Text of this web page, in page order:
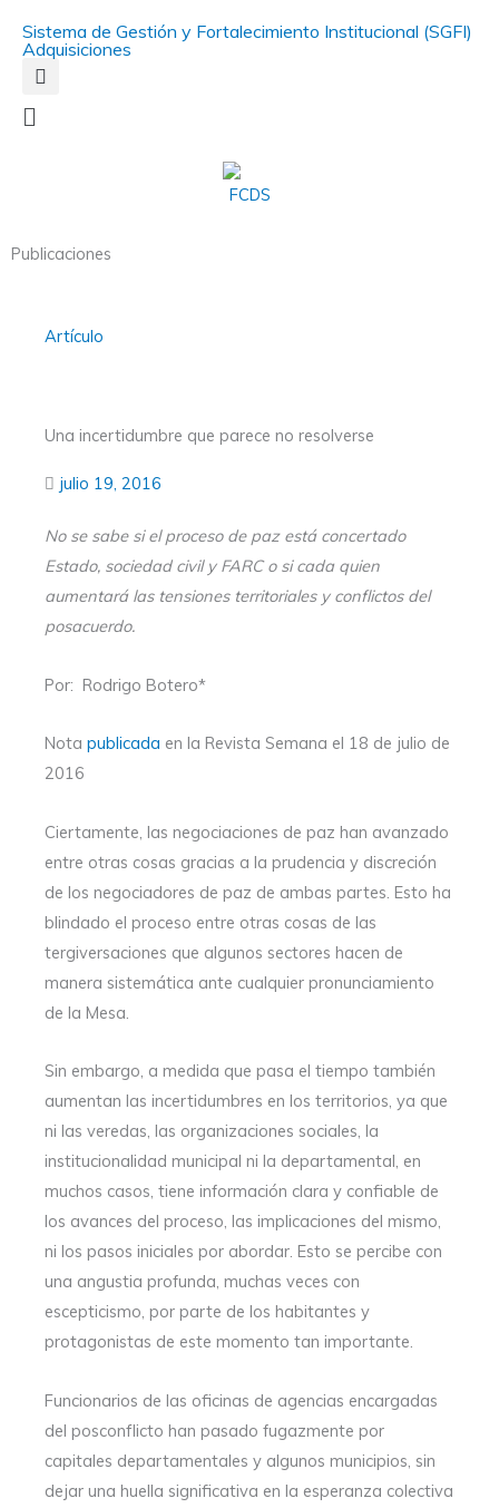
contenido
Sistema de Gestión y Fortalecimiento Institucional (SGFI)
Adquisiciones
Main
Publicaciones
Artículo
Una incertidumbre que parece no resolverse
julio 19, 2016
No se sabe si el proceso de paz está concertado
Estado, sociedad civil y FARC o si cada quien
aumentará las tensiones territoriales y conflictos del
posacuerdo.
Por: Rodrigo Botero*
Nota publicada en la Revista Semana el 18 de julio de
2016
Ciertamente, las negociaciones de paz han avanzado
entre otras cosas gracias a la prudencia y discreción
de los negociadores de paz de ambas partes. Esto ha
blindado el proceso entre otras cosas de las
tergiversaciones que algunos sectores hacen de
manera sistemática ante cualquier pronunciamiento
de la Mesa.
Sin embargo, a medida que pasa el tiempo también
aumentan las incertidumbres en los territorios, ya que
ni las veredas, las organizaciones sociales, la
institucionalidad municipal ni la departamental, en
muchos casos, tiene información clara y confiable de
los avances del proceso, las implicaciones del mismo,
ni los pasos iniciales por abordar. Esto se percibe con
una angustia profunda, muchas veces con
escepticismo, por parte de los habitantes y
protagonistas de este momento tan importante.
Funcionarios de las oficinas de agencias encargadas
del posconflicto han pasado fugazmente por
capitales departamentales y algunos municipios, sin
dejar una huella significativa en la esperanza colectiva